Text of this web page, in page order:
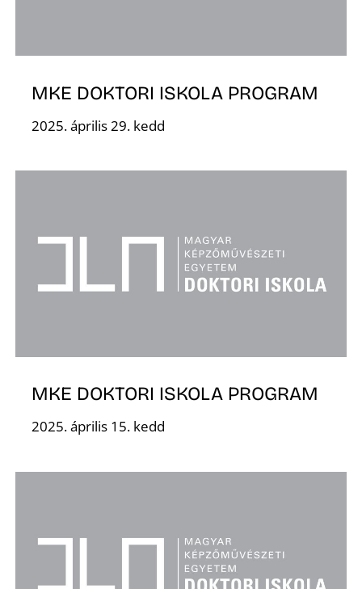
MKE DOKTORI ISKOLA PROGRAM
2025. április 29. kedd
MKE DOKTORI ISKOLA PROGRAM
2025. április 15. kedd